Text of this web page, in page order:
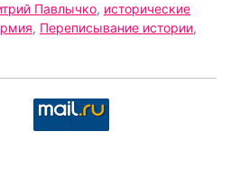
Павлычко, исторические
, Переписывание истории,